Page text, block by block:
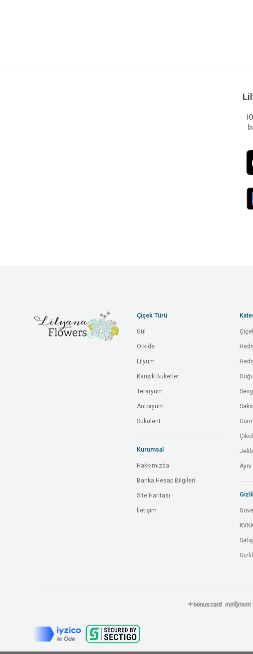
Çiçek Türü
Gül
Orkide
Lilyum
Karışık Buketler
Teraryum
Antoryum
Sukulent
Kurumsal
Hakkımızda
Banka Hesap Bilgileri
Site Haritası
İletişim